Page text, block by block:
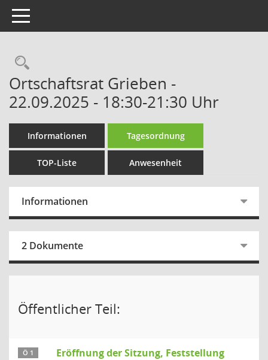
Toggle navigation
Rechercheauswahl
Ortschaftsrat Grieben -
22.09.2025 - 18:30-21:30 Uhr
Informationen Tagesordnung
TOP-Liste Anwesenheit
Informationen
2 Dokumente
Öffentlicher Teil:
Ö 1
Eröffnung der Sitzung, Feststellung